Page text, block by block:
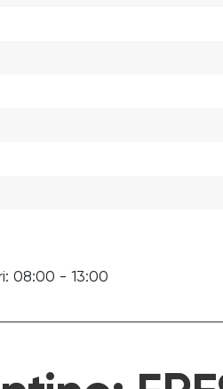
08:00 - 13:00